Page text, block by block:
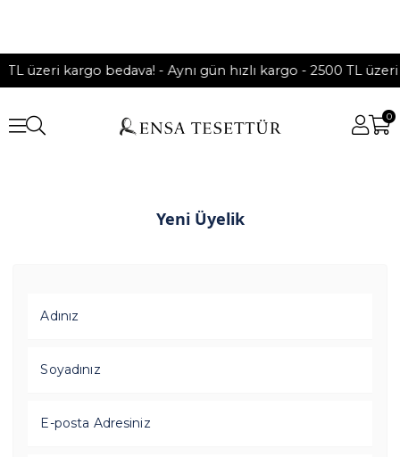
TL üzeri kargo bedava! - Aynı gün hızlı kargo - 2500 TL
0
Yeni Üyelik
Adınız
Soyadınız
E-posta Adresiniz